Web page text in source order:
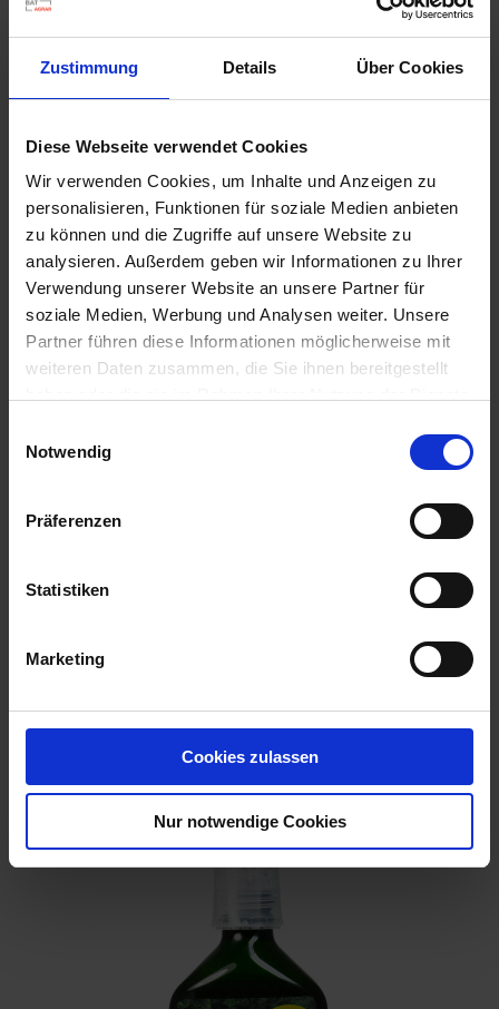
Zustimmung Details Über Cookies
Diese Webseite verwendet Cookies
Wir verwenden Cookies, um Inhalte und Anzeigen zu
personalisieren, Funktionen für soziale Medien anbieten
zu können und die Zugriffe auf unsere Website zu
analysieren. Außerdem geben wir Informationen zu Ihrer
Verwendung unserer Website an unsere Partner für
soziale Medien, Werbung und Analysen weiter. Unsere
Partner führen diese Informationen möglicherweise mit
weiteren Daten zusammen, die Sie ihnen bereitgestellt
Notwendig
Präferenzen
Statistiken
Marketing
Cookies zulassen
Nur notwendige Cookies
MANNA Bio Garten- und Rasenkalk
Artikel-Nr.: 7001868-D1-cfg
Ähnliche Produkte
BIG Kamelien- & Azaleendünger 250 ml
Artikel-Nr.: 7000839-01